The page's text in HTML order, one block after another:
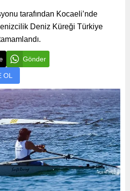
tarafından Kocaeli’nde
Deniz Küreği Türkiye
Gönder
OL